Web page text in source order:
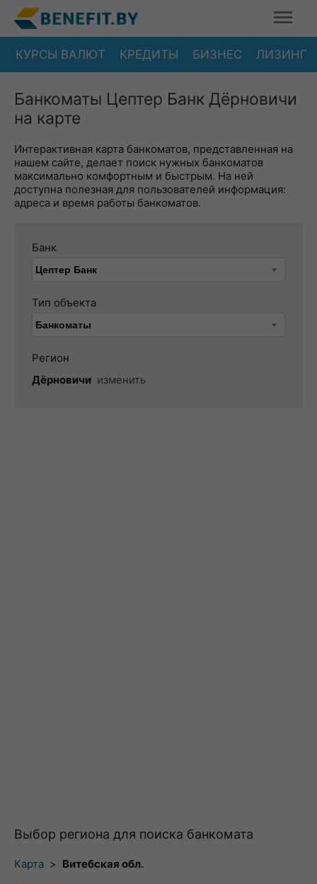
КУРСЫ ВАЛЮТ КРЕДИТЫ БИЗНЕС ЛИЗИНГ
Банкоматы Цептер Банк Дёрновичи
на карте
Интерактивная карта банкоматов, представленная на
нашем сайте, делает поиск нужных банкоматов
максимально комфортным и быстрым. На ней
доступна полезная для пользователей информация:
адреса и время работы банкоматов.
Банк
Тип объекта
Регион
Дёрновичи изменить
Выбор региона для поиска банкомата
Карта > Витебская обл.